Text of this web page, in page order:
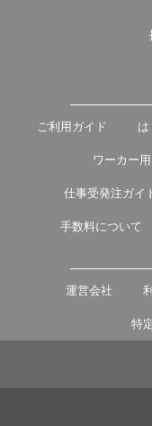
ご利用ガイド
ワーカー
仕事受発注ガイ
手数料について
運営会社
特